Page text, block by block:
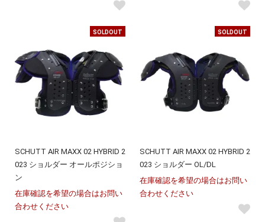
SOLDOUT
SCHUTT AIR MAXX 02 HYBRID 2
023 ショルダー オールポジショ
ン
在庫確認を希望の場合はお問い
合わせください
SOLDOUT
SCHUTT AIR MAXX 02 HYBRID 2
023 ショルダー OL/DL
在庫確認を希望の場合はお問い
合わせください